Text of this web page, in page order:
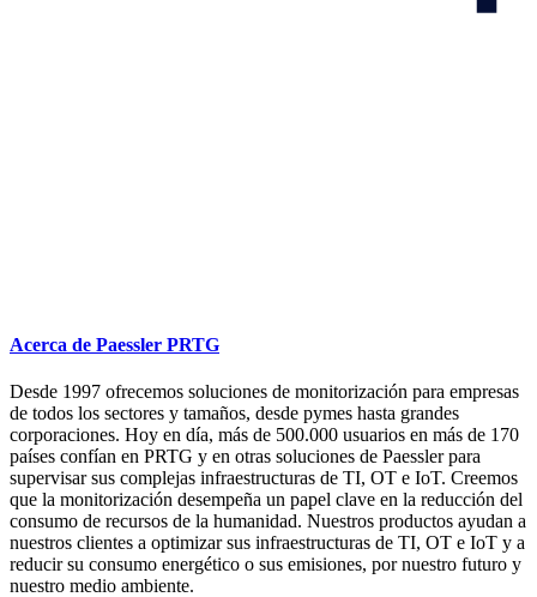
Acerca de Paessler PRTG
Desde 1997 ofrecemos soluciones de monitorización para empresas
de todos los sectores y tamaños, desde pymes hasta grandes
corporaciones. Hoy en día, más de 500.000 usuarios en más de 170
países confían en PRTG y en otras soluciones de Paessler para
supervisar sus complejas infraestructuras de TI, OT e IoT. Creemos
que la monitorización desempeña un papel clave en la reducción del
consumo de recursos de la humanidad. Nuestros productos ayudan a
nuestros clientes a optimizar sus infraestructuras de TI, OT e IoT y a
reducir su consumo energético o sus emisiones, por nuestro futuro y
nuestro medio ambiente.